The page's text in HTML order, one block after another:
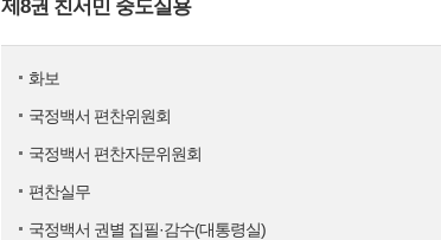
제8권 친서민 중도실용
화보
국정백서 편찬위원회
국정백서 편찬자문위원회
편찬실무
국정백서 권별 집필·감수(대통령실)